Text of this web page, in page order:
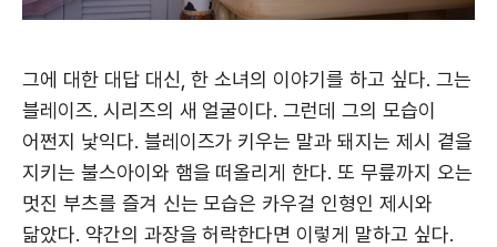
그에 대한 대답 대신, 한 소녀의 이야기를 하고 싶다. 그는
블레이즈. 시리즈의 새 얼굴이다. 그런데 그의 모습이
어쩐지 낯익다. 블레이즈가 키우는 말과 돼지는 제시 곁을
지키는 불스아이와 햄을 떠올리게 한다. 또 무릎까지 오는
멋진 부츠를 즐겨 신는 모습은 카우걸 인형인 제시와
닮았다. 약간의 과장을 허락한다면 이렇게 말하고 싶다.